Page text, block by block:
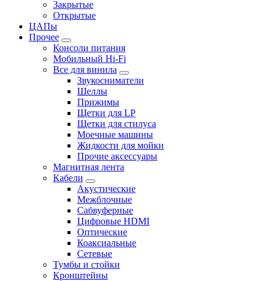
Закрытые
Открытые
ЦАПы
Прочее
Консоли питания
Мобильный Hi-Fi
Все для винила
Звукосниматели
Шеллы
Прижимы
Щетки для LP
Щетки для стилуса
Моечные машины
Жидкости для мойки
Прочие аксессуары
Магнитная лента
Кабели
Акустические
Межблочные
Сабвуферные
Цифровые HDMI
Оптические
Коаксиальные
Сетевые
Тумбы и стойки
Кронштейны